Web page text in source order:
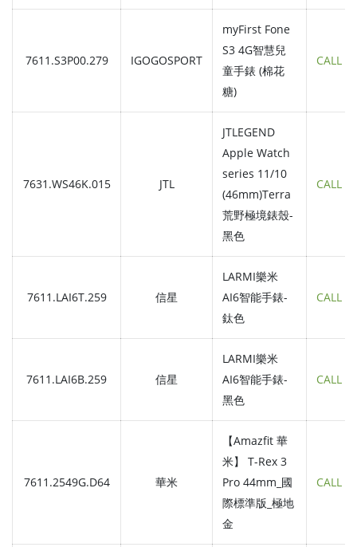
7611.S3P00.279 IGOGOSPORT
myFirst Fone
S3 4G智慧兒
童手錶 (棉花
糖)
CALL
7631.WS46K.015 JTL
JTLEGEND
Apple Watch
series 11/10
(46mm)Terra
荒野極境錶殼-
黑色
CALL
7611.LAI6T.259 信星
LARMI樂米
AI6智能手錶-
鈦色
CALL
7611.LAI6B.259 信星
LARMI樂米
AI6智能手錶-
黑色
CALL
7611.2549G.D64 華米
【Amazfit 華
米】 T-Rex 3
Pro 44mm_國
際標準版_極地
金
CALL